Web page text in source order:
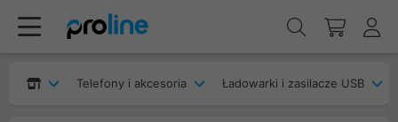
Telefony i akcesoria Ładowarki i zasilacze USB